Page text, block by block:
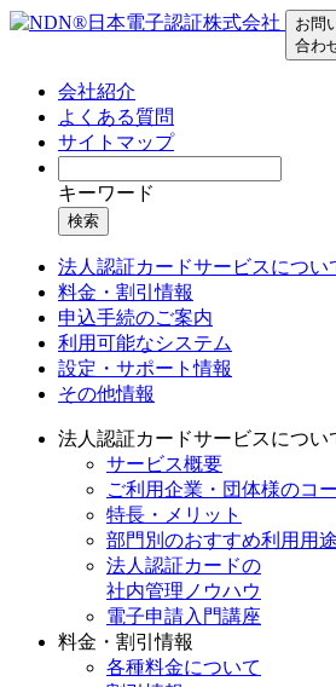
お問
合わ
会社紹介
よくある質問
サイトマップ
キーワード
検索
法人認証カードサービスについ
料金・割引情報
申込手続のご案内
利用可能なシステム
設定・サポート情報
その他情報
法人認証カードサービスについ
サービス概要
ご利用企業・団体様のコ
特長・メリット
部門別のおすすめ利用用途
法人認証カードの
社内管理ノウハウ
電子申請入門講座
料金・割引情報
各種料金について